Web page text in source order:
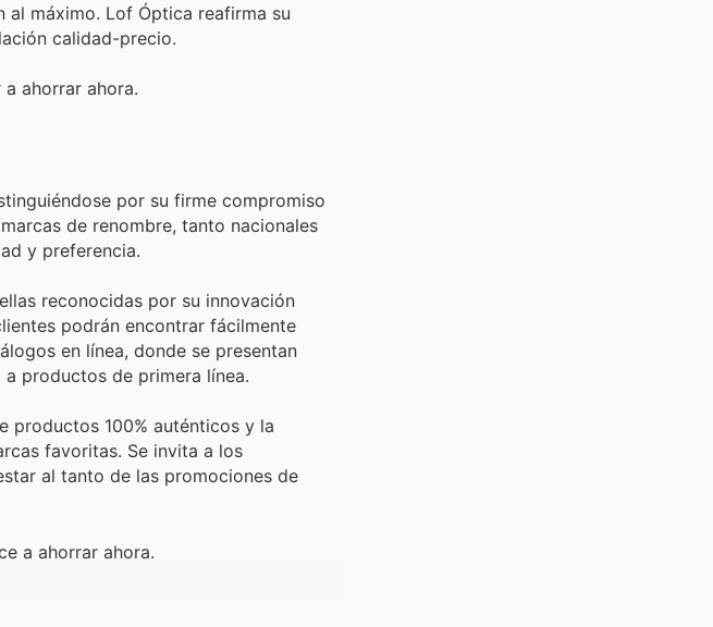
al máximo. Lof Óptica reafirma su
calidad-precio.
ahorrar ahora.
por su firme compromiso
de renombre, tanto nacionales
y preferencia.
reconocidas por su innovación
podrán encontrar fácilmente
en línea, donde se presentan
productos de primera línea.
productos 100% auténticos y la
favoritas. Se invita a los
al tanto de las promociones de
a ahorrar ahora.